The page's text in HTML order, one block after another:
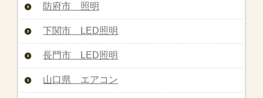
防府市 照明
下関市 LED照明
長門市 LED照明
山口県 エアコン